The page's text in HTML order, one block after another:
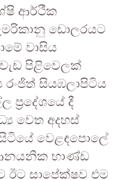
ආර්ථීක
ඩොලරයට
වාසිය
පිළිවෙලක්
රංජිත් සියඹලාපිටිය
ප්‍රදේශයේ දී
වෙත අදහස්
සිටියේ වෙළඳපොලේ
භාණ්ඩ
ඊට සාපේක්ෂව එම